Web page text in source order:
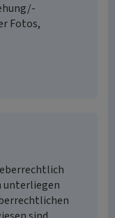
Fotos,
unterliegen